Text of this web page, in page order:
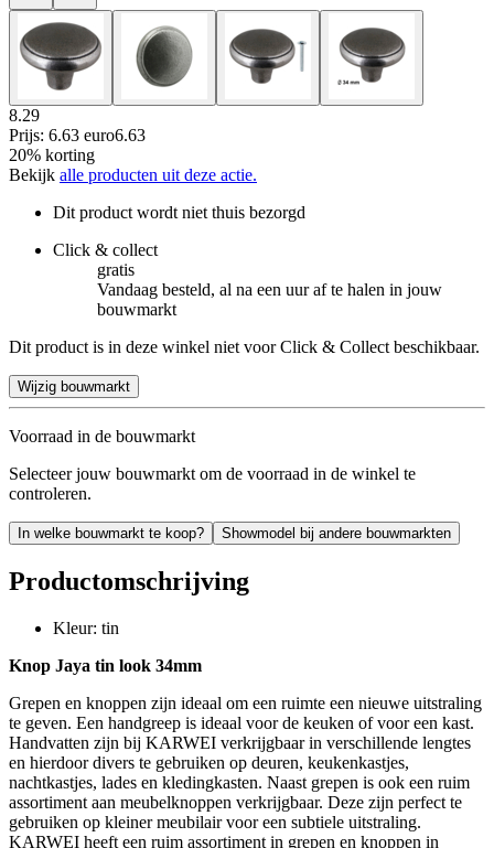
8.29
Prijs: 6.63 euro6.63
20% korting
Bekijk alle producten uit deze actie.
Dit product wordt niet thuis bezorgd
Click & collect
gratis
Vandaag besteld, al na een uur af te halen in jouw
bouwmarkt
Dit product is in deze winkel niet voor Click & Collect beschikbaar.
Wijzig bouwmarkt
Voorraad in de bouwmarkt
Selecteer jouw bouwmarkt om de voorraad in de winkel te
controleren.
In welke bouwmarkt te koop? Showmodel bij andere bouwmarkten
Productomschrijving
Kleur: tin
Knop Jaya tin look 34mm
Grepen en knoppen zijn ideaal om een ruimte een nieuwe uitstraling
te geven. Een handgreep is ideaal voor de keuken of voor een kast.
Handvatten zijn bij KARWEI verkrijgbaar in verschillende lengtes
en hierdoor divers te gebruiken op deuren, keukenkastjes,
nachtkastjes, lades en kledingkasten. Naast grepen is ook een ruim
assortiment aan meubelknoppen verkrijgbaar. Deze zijn perfect te
gebruiken op kleiner meubilair voor een subtiele uitstraling.
KARWEI heeft een ruim assortiment in grepen en knoppen in